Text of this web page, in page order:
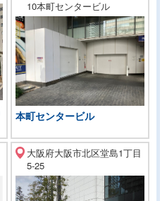
10本町センタービル
本町センタービル
大阪府大阪市北区堂島1丁目
5-25